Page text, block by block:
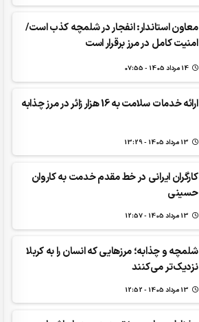
معاون استاندار: انفجار در شلمچه کذب است/
امنیت کامل در مرز برقرار است
14 مرداد 1405 - 07:55
ارائه خدمات سلامت به 16 هزار زائر در مرز چذابه
کارگران ایرانی در خط مقدم خدمت به کاروان
حسینی
شلمچه و چذابه؛ مرزهایی که انسان را به کربلا
نزدیک‌تر می‌کنند